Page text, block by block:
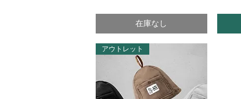
在庫なし
アウトレット